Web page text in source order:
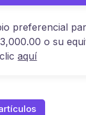
preferencial
o su
aquí